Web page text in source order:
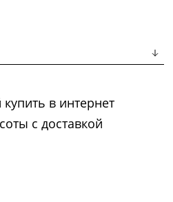
в интернет
с доставкой